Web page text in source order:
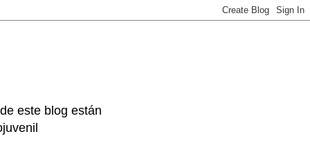
este blog están